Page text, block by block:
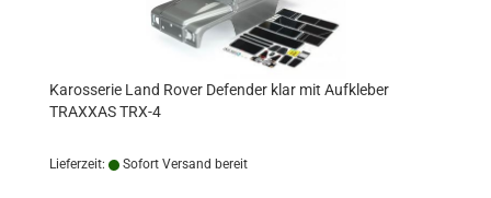
Karosserie Land Rover Defender klar mit Aufkleber
TRAXXAS TRX-4
Lieferzeit: Sofort Versand bereit